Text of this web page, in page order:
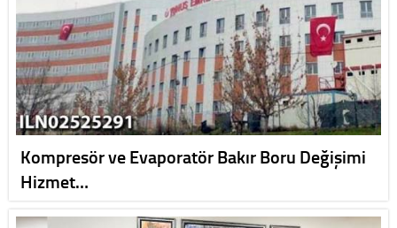
Kompresör ve Evaporatör Bakır Boru Değişimi
Hizmet…